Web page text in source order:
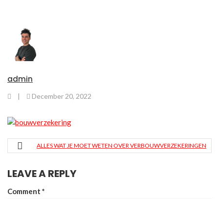
admin
| December 20, 2022
ALLES WAT JE MOET WETEN OVER VERBOUWVERZEKERINGEN
LEAVE A REPLY
Comment *